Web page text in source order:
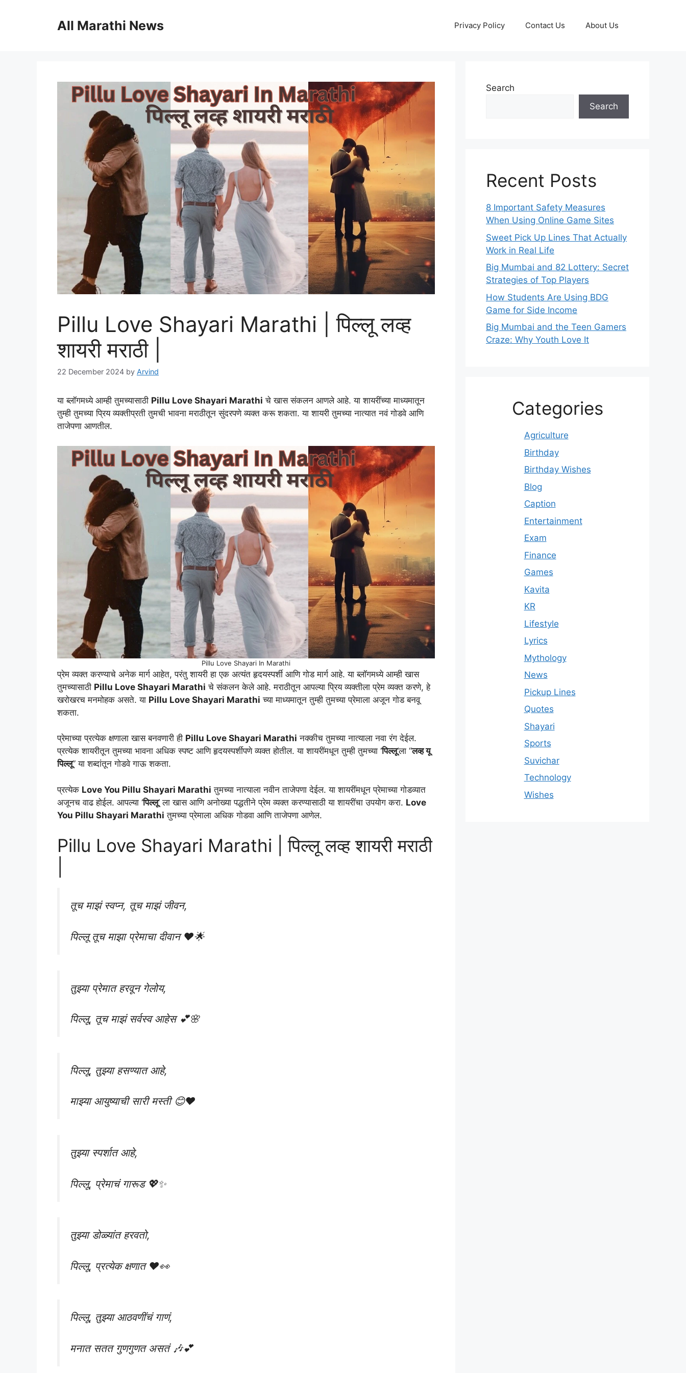
All Marathi News Privacy Policy Contact Us About Us
Pillu Love Shayari Marathi | पिल्लू लव्ह
शायरी मराठी |
22 December 2024 by Arvind
या ब्लॉगमध्ये आम्ही तुमच्यासाठी Pillu Love Shayari Marathi चे खास संकलन आणले आहे. या शायरींच्या माध्यमातून
तुम्ही तुमच्या प्रिय व्यक्तीप्रती तुमची भावना मराठीतून सुंदरपणे व्यक्त करू शकता. या शायरी तुमच्या नात्यात नवं गोडवे आणि
ताजेपणा आणतील.
Pillu Love Shayari In Marathi
प्रेम व्यक्त करण्याचे अनेक मार्ग आहेत, परंतु शायरी हा एक अत्यंत हृदयस्पर्शी आणि गोड मार्ग आहे. या ब्लॉगमध्ये आम्ही खास
तुमच्यासाठी Pillu Love Shayari Marathi चे संकलन केले आहे. मराठीतून आपल्या प्रिय व्यक्तीला प्रेम व्यक्त करणे, हे
खरोखरच मनमोहक असते. या Pillu Love Shayari Marathi च्या माध्यमातून तुम्ही तुमच्या प्रेमाला अजून गोड बनवू
शकता.
प्रेमाच्या प्रत्येक क्षणाला खास बनवणारी ही Pillu Love Shayari Marathi नक्कीच तुमच्या नात्याला नवा रंग देईल.
प्रत्येक शायरीतून तुमच्या भावना अधिक स्पष्ट आणि हृदयस्पर्शीपणे व्यक्त होतील. या शायरींमधून तुम्ही तुमच्या ‘पिल्लू‘ला “लव्ह यू
पिल्लू” या शब्दांतून गोडवे गाऊ शकता.
प्रत्येक Love You Pillu Shayari Marathi तुमच्या नात्याला नवीन ताजेपणा देईल. या शायरींमधून प्रेमाच्या गोडव्यात
अजूनच वाढ होईल. आपल्या ‘पिल्लू‘ ला खास आणि अनोख्या पद्धतीने प्रेम व्यक्त करण्यासाठी या शायरींचा उपयोग करा. Love
You Pillu Shayari Marathi तुमच्या प्रेमाला अधिक गोडवा आणि ताजेपणा आणेल.
Pillu Love Shayari Marathi | पिल्लू लव्ह शायरी मराठी
तूच माझं स्वप्न, तूच माझं जीवन,
पिल्लू तूच माझा प्रेमाचा दीवान ❤️🌟
तुझ्या प्रेमात हरवून गेलोय,
पिल्लू, तूच माझं सर्वस्व आहेस 💕🌸
पिल्लू, तुझ्या हसण्यात आहे,
माझ्या आयुष्याची सारी मस्ती 😊❤️
तुझ्या स्पर्शात आहे,
पिल्लू, प्रेमाचं गारूड 💖✨
तुझ्या डोळ्यांत हरवतो,
पिल्लू, प्रत्येक क्षणात ❤️👀
पिल्लू, तुझ्या आठवणींचं गाणं,
मनात सतत गुणगुणत असतं 🎶💕
Search
Search
Recent Posts
8 Important Safety Measures
When Using Online Game Sites
Sweet Pick Up Lines That Actually
Work in Real Life
Big Mumbai and 82 Lottery: Secret
Strategies of Top Players
How Students Are Using BDG
Game for Side Income
Big Mumbai and the Teen Gamers
Craze: Why Youth Love It
Categories
Agriculture
Birthday
Birthday Wishes
Blog
Caption
Entertainment
Exam
Finance
Games
Kavita
KR
Lifestyle
Lyrics
Mythology
News
Pickup Lines
Quotes
Shayari
Sports
Suvichar
Technology
Wishes